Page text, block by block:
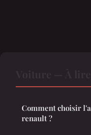
Comment choisir
renault ?